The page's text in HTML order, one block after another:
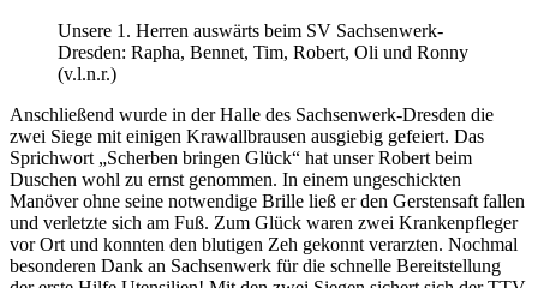
Unsere 1. Herren auswärts beim SV Sachsenwerk-
Dresden: Rapha, Bennet, Tim, Robert, Oli und Ronny
(v.l.n.r.)
Anschließend wurde in der Halle des Sachsenwerk-Dresden die
zwei Siege mit einigen Krawallbrausen ausgiebig gefeiert. Das
Sprichwort „Scherben bringen Glück“ hat unser Robert beim
Duschen wohl zu ernst genommen. In einem ungeschickten
Manöver ohne seine notwendige Brille ließ er den Gerstensaft fallen
und verletzte sich am Fuß. Zum Glück waren zwei Krankenpfleger
vor Ort und konnten den blutigen Zeh gekonnt verarzten. Nochmal
besonderen Dank an Sachsenwerk für die schnelle Bereitstellung